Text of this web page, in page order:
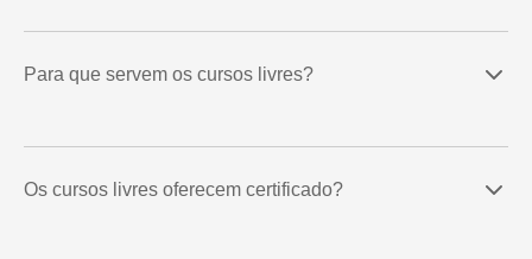
Para que servem os cursos livres?
Os cursos livres oferecem certificado?